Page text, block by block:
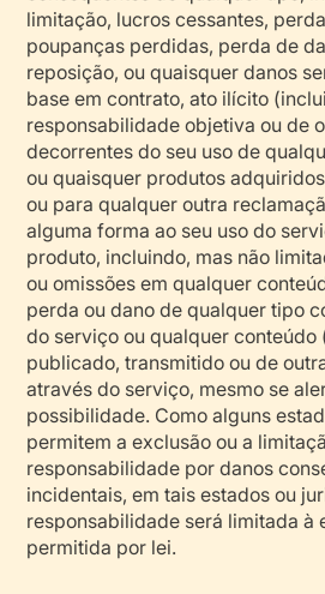
limitação, lucros cessantes,
poupanças perdidas, perda de
reposição, ou quaisquer danos
base em contrato, ato ilícito
responsabilidade objetiva ou de
decorrentes do seu uso de
ou quaisquer produtos
ou para qualquer outra
alguma forma ao seu uso do
produto, incluindo, mas não
ou omissões em qualquer
perda ou dano de qualquer tipo
do serviço ou qualquer conteúdo
publicado, transmitido ou de
através do serviço, mesmo se
possibilidade. Como alguns
permitem a exclusão ou a
responsabilidade por danos
incidentais, em tais estados ou
responsabilidade será limitada à
permitida por lei.